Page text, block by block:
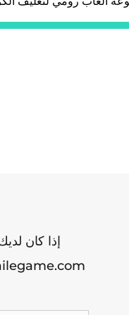
إذا كان